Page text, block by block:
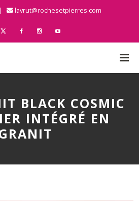
lavrut@rochesetpierres.com
BLACK COSMIC
INTÉGRÉ EN